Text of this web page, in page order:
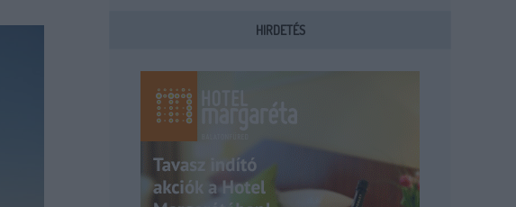
HIRDETÉS